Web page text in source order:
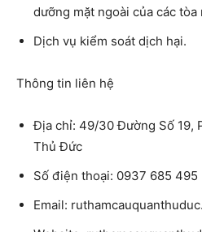
dưỡng mặt ngoài của các tòa
Dịch vụ kiểm soát dịch hại.
Thông tin liên hệ
Địa chỉ: 49/30 Đường Số 19,
Thủ Đức
Số điện thoại: 0937 685 495
Email: